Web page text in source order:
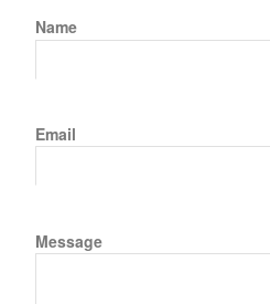
Name
Email
Message